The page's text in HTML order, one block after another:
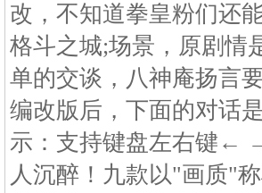
改，不知道拳皇粉们还
格斗之城;场景，原剧情
单的交谈，八神庵扬言
编改版后，下面的对话
示：支持键盘左右键←
人沉醉！九款以"画质"